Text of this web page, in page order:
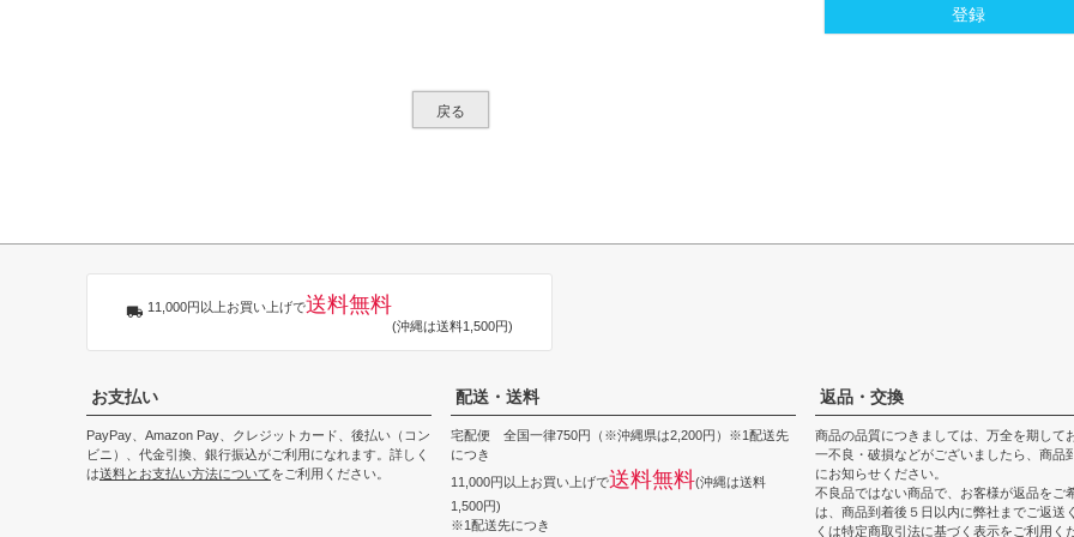
登録
戻る
11,000円以上お買い上げで送料無料
(沖縄は送料1,500円)
お支払い
PayPay、Amazon Pay、クレジットカード、後払い（コン
ビニ）、代金引換、銀行振込がご利用になれます。詳しく
は送料とお支払い方法についてをご利用ください。
配送・送料
宅配便 全国一律750円（※沖縄県は2,200円）※1配送先
につき
11,000円以上お買い上げで送料無料(沖縄は送料
1,500円)
※1配送先につき
返品・交換
商品の品質につきましては、万全を期して
一不良・破損などがございましたら、商品
にお知らせください。
不良品ではない商品で、お客様が返品をご
は、商品到着後５日以内に弊社までご返送
くは特定商取引法に基づく表示をご利用く